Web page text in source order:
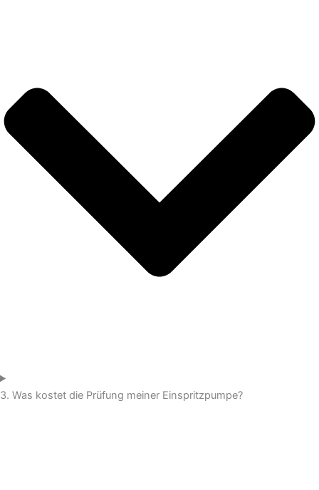
3. Was kostet die Prüfung meiner Einspritzpumpe?